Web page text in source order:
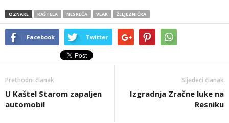
OZNAKE KAŠTELA NESREĆA VLAK ŽELJEZNIČKA
Facebook Twitter
Prethodni članak
U Kaštel Starom zapaljen
automobil
Sljedeći članak
Izgradnja Zračne luke na
Resniku